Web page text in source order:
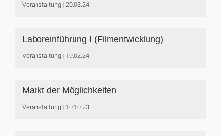
Veranstaltung 20.03.24
Laboreinführung I (Filmentwicklung)
Veranstaltung 19.02.24
Markt der Möglichkeiten
Veranstaltung 10.10.23